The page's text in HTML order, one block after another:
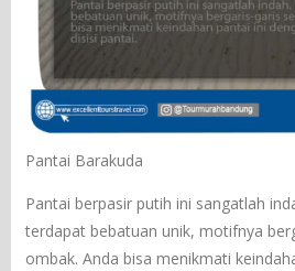
Pantai Barakuda
Pantai berpasir putih ini sangatlah
terdapat bebatuan unik, motifnya
ombak. Anda bisa menikmati